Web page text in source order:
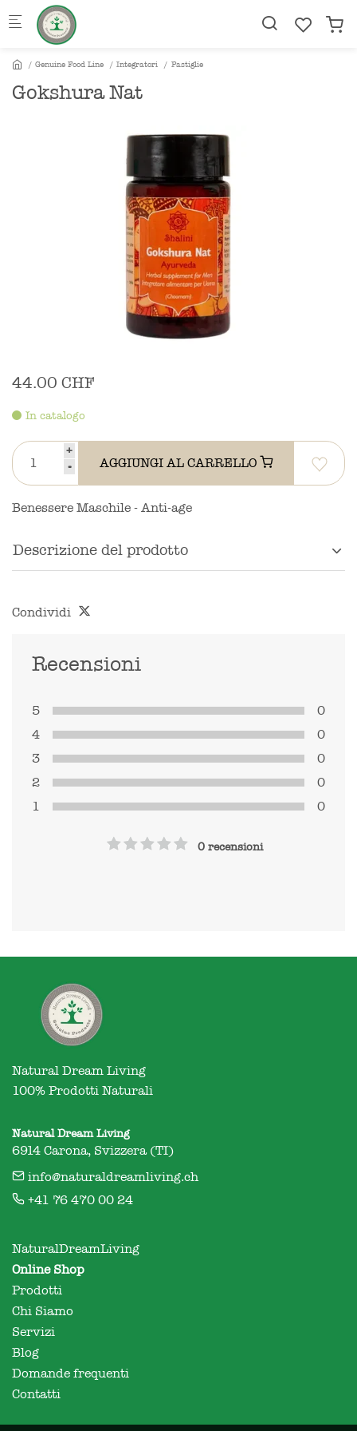
Skip to main content
Genuine Food Line Integratori Pastiglie
Gokshura Nat
44.00 CHF
In catalogo
+
-
AGGIUNGI AL CARRELLO
Benessere Maschile - Anti-age
Descrizione del prodotto
Condividi
Recensioni
5
0
4
0
3
0
2
0
1
0
0 recensioni
Natural Dream Living
100% Prodotti Naturali
Natural Dream Living
6914 Carona, Svizzera (TI)
info@naturaldreamliving.ch
+41 76 470 00 24
NaturalDreamLiving
Online Shop
Prodotti
Chi Siamo
Servizi
Blog
Domande frequenti
Contatti